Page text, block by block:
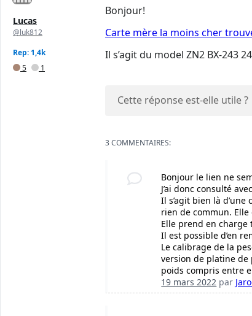
Lucas
@luk812
Rep: 1,4k
5
1
Bonjour!
Carte mère la moins cher
Il s’agit du model ZN2 BX-243
Cette réponse est-elle utile ?
3 COMMENTAIRES:
Bonjour le lien ne
J’ai donc consulté
Il s’agit bien là
rien de commun.
Elle prend en
Il est possible d’en
Le calibrage de la
version de platine de
poids compris entre
19 mars 2022 par